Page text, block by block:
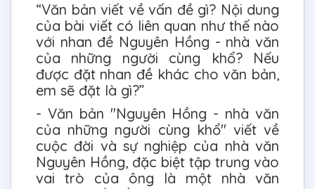
“Văn bản viết về vấn đề gì? Nội dung
của bài viết có liên quan như thế nào
với nhan đề Nguyên Hồng - nhà văn
của những người cùng khổ? Nếu
được đặt nhan đề khác cho văn bản,
em sẽ đặt là gì?”
- Văn bản "Nguyên Hồng - nhà văn
của những người cùng khổ" viết về
cuộc đời và sự nghiệp của nhà văn
Nguyên Hồng, đặc biệt tập trung vào
vai trò của ông là một nhà văn